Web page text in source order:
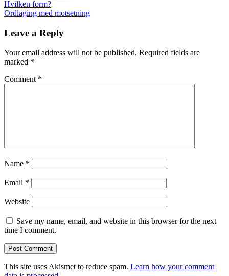
Post
navigation
Hvilken form?
Ordlaging med motsetning
Leave a Reply
Your email address will not be published. Required fields are
marked *
Comment *
Name *
Email *
Website
Save my name, email, and website in this browser for the next
time I comment.
This site uses Akismet to reduce spam. Learn how your comment